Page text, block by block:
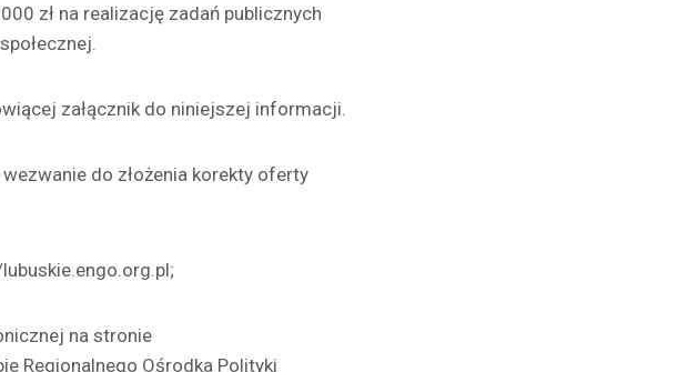
zł na realizację zadań publicznych
załącznik do niniejszej informacji.
do złożenia korekty oferty
na stronie
Regionalnego Ośrodka Polityki